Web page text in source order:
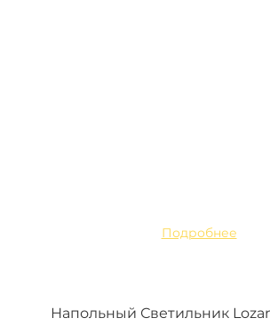
Подробнее
Напольный Светильник